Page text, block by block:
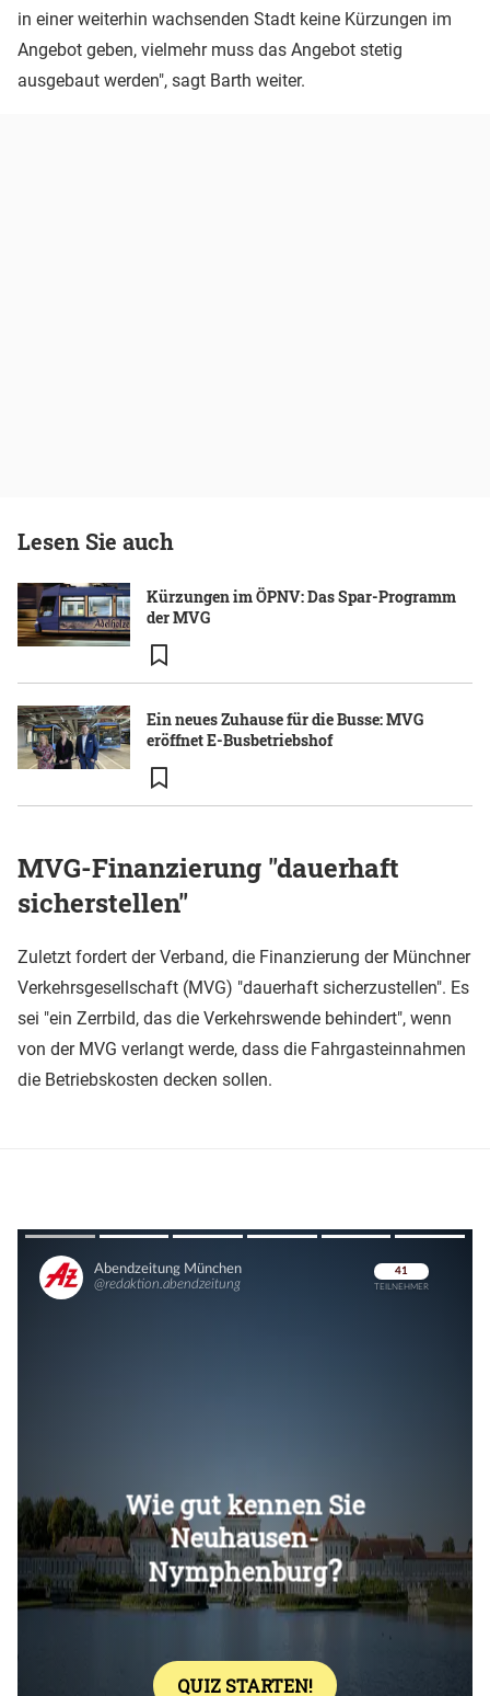
in einer weiterhin wachsenden Stadt keine Kürzungen im
Angebot geben, vielmehr muss das Angebot stetig
ausgebaut werden", sagt Barth weiter.
Lesen Sie auch
Kürzungen im ÖPNV: Das Spar-Programm
der MVG
Ein neues Zuhause für die Busse: MVG
eröffnet E-Busbetriebshof
MVG-Finanzierung "dauerhaft
sicherstellen"
Zuletzt fordert der Verband, die Finanzierung der Münchner
Verkehrsgesellschaft (MVG) "dauerhaft sicherzustellen". Es
sei "ein Zerrbild, das die Verkehrswende behindert", wenn
von der MVG verlangt werde, dass die Fahrgasteinnahmen
die Betriebskosten decken sollen.
Überspringen
Überspringen